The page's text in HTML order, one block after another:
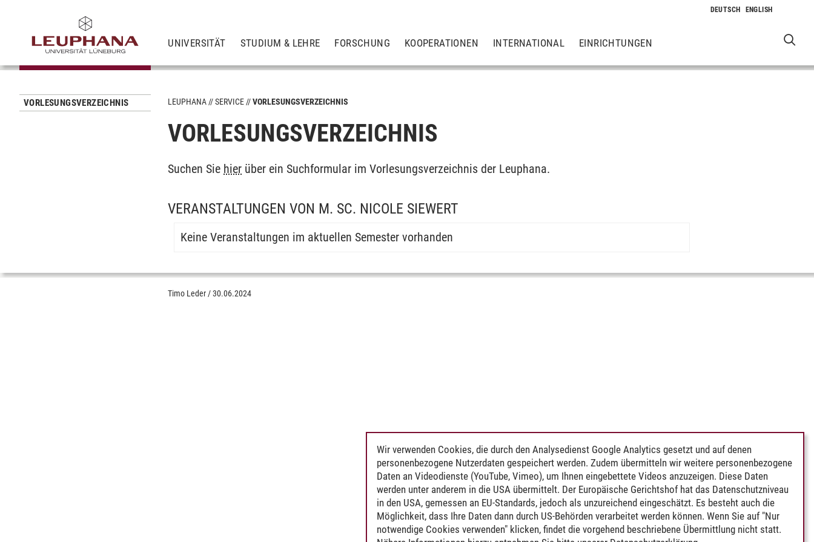
UNIVERSITÄT STUDIUM & LEHRE FORSCHUNG KOOPERATIONEN INTERNATIONAL EINRICHTUNGEN
VORLESUNGSVERZEICHNIS LEUPHANA SERVICE VORLESUNGSVERZEICHNIS
VORLESUNGSVERZEICHNIS
Suchen Sie hier über ein Suchformular im Vorlesungsverzeichnis der Leuphana.
VERANSTALTUNGEN VON M. SC. NICOLE SIEWERT
Keine Veranstaltungen im aktuellen Semester vorhanden
Timo Leder /30.06.2024
Wir verwenden Cookies, die durch den Analysedienst Google Analytics gesetzt und auf denen
personenbezogene Nutzerdaten gespeichert werden. Zudem übermitteln wir weitere personenbezogene
Daten an Videodienste (YouTube, Vimeo), um Ihnen eingebettete Videos anzuzeigen. Diese Daten
werden unter anderem in die USA übermittelt. Der Europäische Gerichtshof hat das Datenschutzniveau
in den USA, gemessen an EU-Standards, jedoch als unzureichend eingeschätzt. Es besteht auch die
Möglichkeit, dass Ihre Daten dann durch US-Behörden verarbeitet werden können. Wenn Sie auf "Nur
notwendige Cookies verwenden" klicken, findet die vorgehend beschriebene Übermittlung nicht statt.